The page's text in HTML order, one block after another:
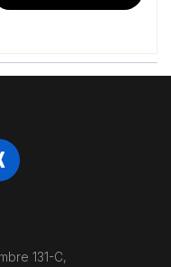
$39,594.83.
131-C,